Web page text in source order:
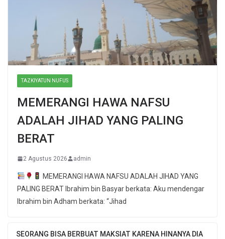
TAZKIYATUN NUFUS
MEMERANGI HAWA NAFSU
ADALAH JIHAD YANG PALING
BERAT
2 Agustus 2026 admin
MEMERANGI HAWA NAFSU ADALAH JIHAD YANG
PALING BERAT Ibrahim bin Basyar berkata: Aku mendengar
Ibrahim bin Adham berkata: “Jihad
SEORANG BISA BERBUAT MAKSIAT KARENA HINANYA DIA